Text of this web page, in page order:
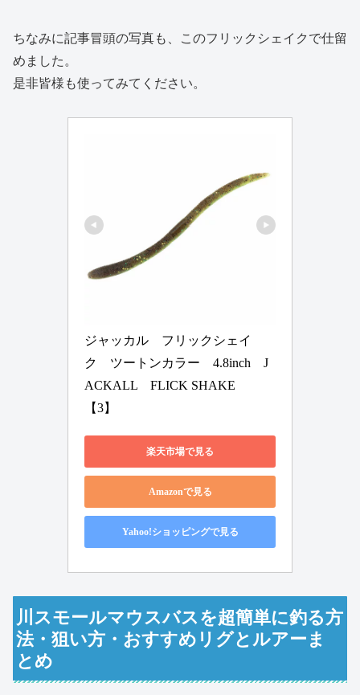
ちなみに記事冒頭の写真も、このフリックシェイクで仕留
めました。
是非皆様も使ってみてください。
ジャッカル　フリックシェイ
ク　ツートンカラー　4.8inch　J
ACKALL　FLICK SHAKE
【3】
楽天市場で見る
Amazonで見る
Yahoo!ショッピングで見る
川スモールマウスバスを超簡単に釣る方
法・狙い方・おすすめリグとルアーま
とめ